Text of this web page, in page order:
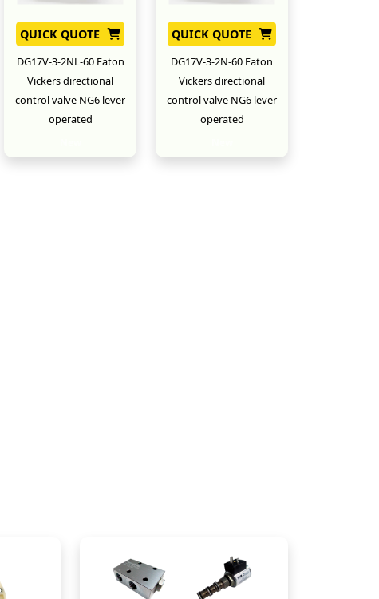
QUICK QUOTE
DG17V-3-2NL-60 Eaton
Vickers directional
control valve NG6 lever
operated
QUICK QUOTE
DG17V-3-2N-60 Eaton
Vickers directional
control valve NG6 lever
operated